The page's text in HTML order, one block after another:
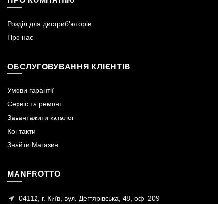
Розділ для дистриб'юторів
Про нас
ОБСЛУГОВУВАННЯ КЛІЄНТІВ
Умови гарантії
Сервіс та ремонт
Завантажити каталог
Контакти
Знайти Магазин
MANFROTTO
04112, г. Київ, вул. Дегтярівська, 48, оф. 209